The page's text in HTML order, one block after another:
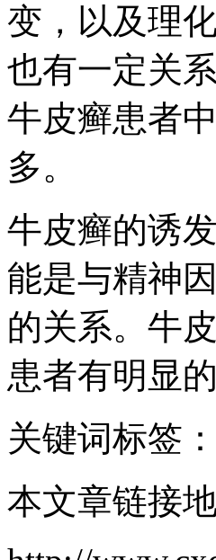
变，以及理
也有一定关
牛皮癣患者
多。
牛皮癣的诱
能是与精神
的关系。牛
患者有明显
关键词标签
本文章链接